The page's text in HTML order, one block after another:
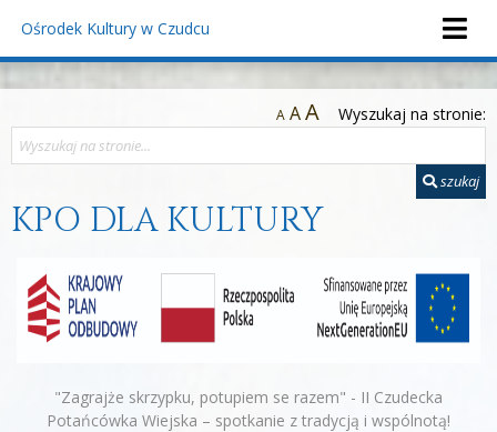
Ośrodek Kultury w Czudcu
A AA Wyszukaj na stronie:
szukaj
KPO DLA KULTURY
"Zagrajże skrzypku, potupiem se razem" - II Czudecka
Potańcówka Wiejska – spotkanie z tradycją i wspólnotą!